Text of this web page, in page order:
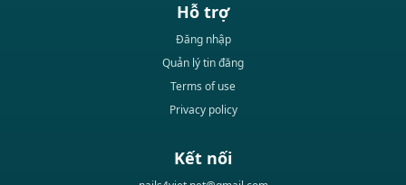
Hỗ trợ
Đăng nhập
Quản lý tin đăng
Terms of use
Privacy policy
Kết nối